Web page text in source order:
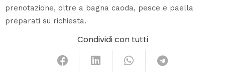
prenotazione, oltre a bagna caoda, pesce e paella
preparati su richiesta.
Condividi con tutti